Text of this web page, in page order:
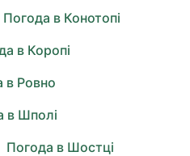
Погода в Конотопі
в Коропі
в Ровно
в Шполі
Погода в Шостці